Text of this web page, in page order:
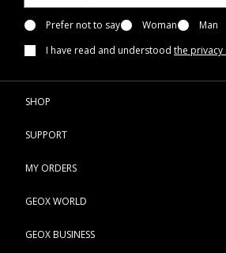
Prefer not to say Woman
Man
I have read and understood the privacy
SHOP
SUPPORT
MY ORDERS
GEOX WORLD
GEOX BUSINESS